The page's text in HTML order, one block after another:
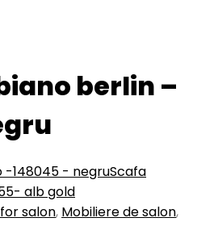
berlin –
-148045 - negruScafa
alb gold
salon, Mobiliere de salon,